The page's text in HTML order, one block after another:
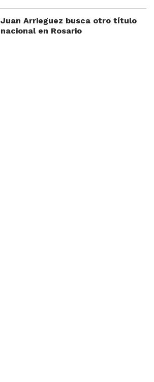
Juan Arrieguez busca otro título
nacional en Rosario